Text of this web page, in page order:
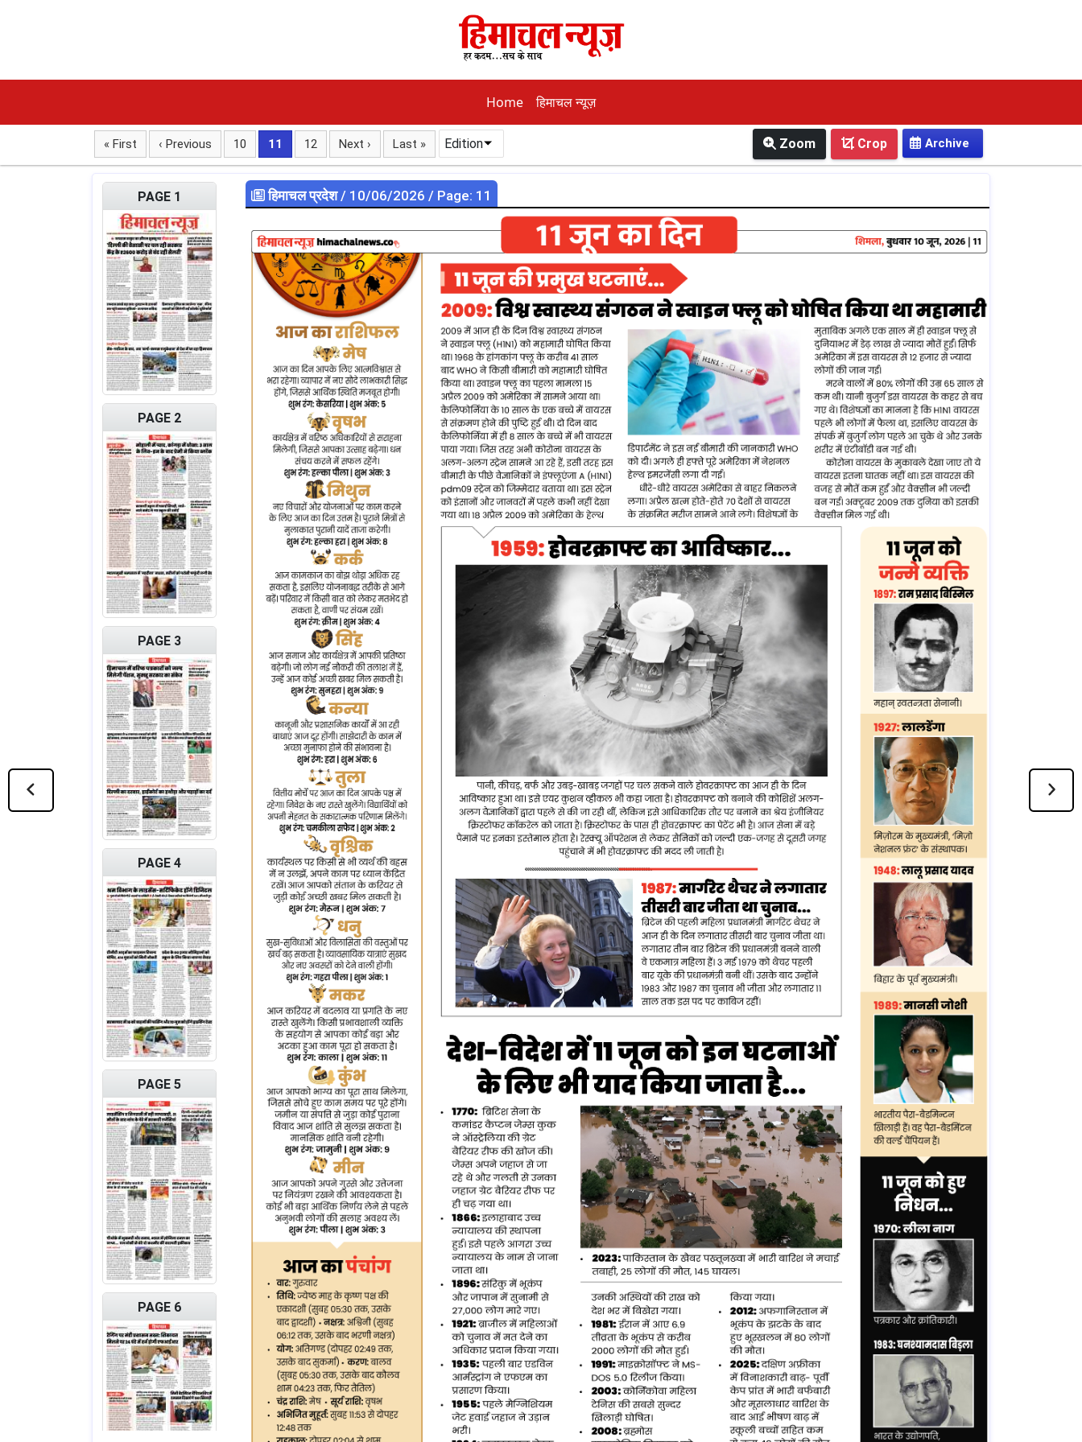
Home हिमाचल न्यूज़
« First ‹ Previous 10 11 12 Next › Last » Edition Crop
Zoom
PAGE 1
PAGE 2
PAGE 3
PAGE 4
PAGE 5
PAGE 6
हिमाचल प्रदेश / 10/06/2026 / Page: 11